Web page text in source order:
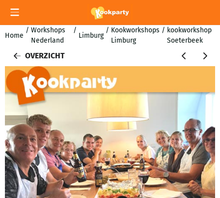
Cookievoorkeuren zijn momenteel gesloten.
Home
/ Workshops
Nederland
/
Limburg
/ Kookworkshops
Limburg
/ kookworkshop
Soeterbeek
OVERZICHT